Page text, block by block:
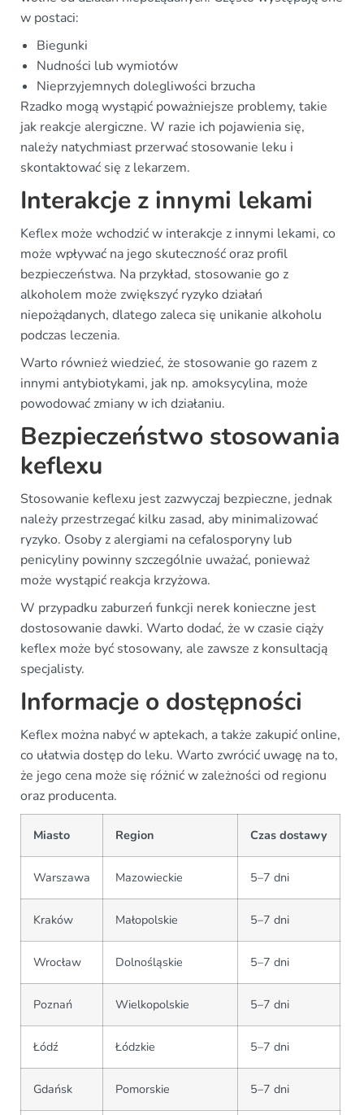
w postaci:
Biegunki
Nudności lub wymiotów
Nieprzyjemnych dolegliwości brzucha
Rzadko mogą wystąpić poważniejsze problemy, takie
jak reakcje alergiczne. W razie ich pojawienia się,
należy natychmiast przerwać stosowanie leku i
skontaktować się z lekarzem.
Interakcje z innymi lekami
Keflex może wchodzić w interakcje z innymi lekami, co
może wpływać na jego skuteczność oraz profil
bezpieczeństwa. Na przykład, stosowanie go z
alkoholem może zwiększyć ryzyko działań
niepożądanych, dlatego zaleca się unikanie alkoholu
podczas leczenia.
Warto również wiedzieć, że stosowanie go razem z
innymi antybiotykami, jak np. amoksycylina, może
powodować zmiany w ich działaniu.
Bezpieczeństwo stosowania
keflexu
Stosowanie keflexu jest zazwyczaj bezpieczne, jednak
należy przestrzegać kilku zasad, aby minimalizować
ryzyko. Osoby z alergiami na cefalosporyny lub
penicyliny powinny szczególnie uważać, ponieważ
może wystąpić reakcja krzyżowa.
W przypadku zaburzeń funkcji nerek konieczne jest
dostosowanie dawki. Warto dodać, że w czasie ciąży
keflex może być stosowany, ale zawsze z konsultacją
specjalisty.
Informacje o dostępności
Keflex można nabyć w aptekach, a także zakupić online,
co ułatwia dostęp do leku. Warto zwrócić uwagę na to,
że jego cena może się różnić w zależności od regionu
oraz producenta.
Miasto Region Czas dostawy
Warszawa Mazowieckie 5–7 dni
Kraków Małopolskie 5–7 dni
Wrocław Dolnośląskie 5–7 dni
Poznań Wielkopolskie 5–7 dni
Łódź Łódzkie 5–7 dni
Gdańsk Pomorskie 5–7 dni